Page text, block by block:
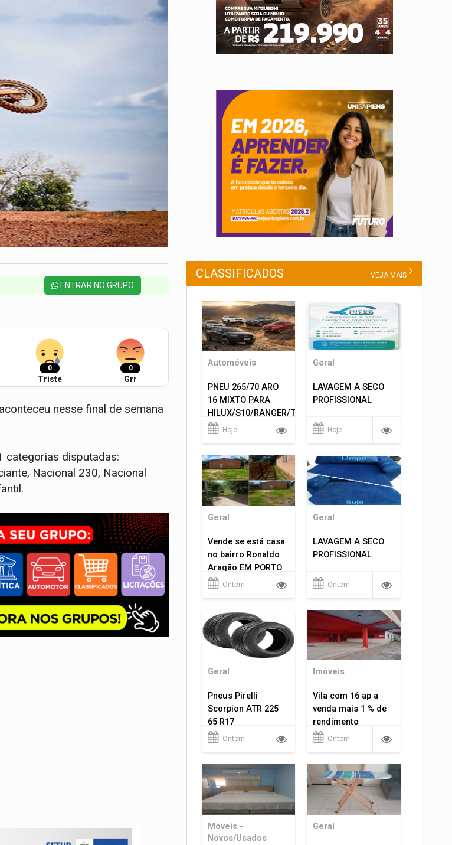
ENTRAR NO GRUPO
0
Triste
0
Grr
nesse final de semana
categorias disputadas:
Nacional 230, Nacional
CLASSIFICADOS VEJA MAIS
Automóveis
PNEU 265/70 ARO
16 MIXTO PARA
HILUX/S10/RANGER/TRITON
ETC... MONTAGEM
Hoje
Geral
LAVAGEM A SECO
PROFISSIONAL
Hoje
Geral
Vende se está casa
no bairro Ronaldo
Aragão EM PORTO
VELHO RO.
Ontem
Geral
LAVAGEM A SECO
PROFISSIONAL
Ontem
Geral
Pneus Pirelli
Scorpion ATR 225
65 R17
Ontem
Imóveis
Vila com 16 ap a
venda mais 1 % de
rendimento
Ontem
Móveis -
Novos/Usados
Geral